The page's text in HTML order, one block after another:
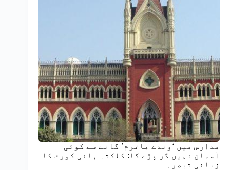
مدارس میں ‘وندے ماترم’ گانے سے کوئی
آسمان نہیں گر پڑے گا: کلکتہ ہائی کورٹ کا
زبانی تبصرہ